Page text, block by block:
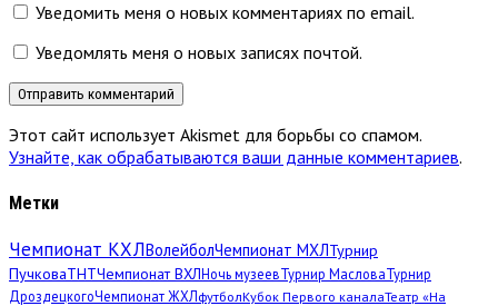
Уведомить меня о новых комментариях по email.
Уведомлять меня о новых записях почтой.
Этот сайт использует Akismet для борьбы со спамом.
Узнайте, как обрабатываются ваши данные комментариев.
Метки
Чемпионат КХЛВолейболЧемпионат МХЛТурнир
ПучковаТНТЧемпионат ВХЛНочь музеевТурнир МасловаТурнир
ДроздецкогоЧемпионат ЖХЛфутболКубок Первого каналаТеатр «На